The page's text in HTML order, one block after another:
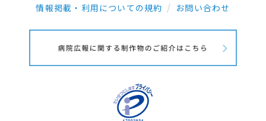
情報掲載・利用についての規約
お問い合わせ